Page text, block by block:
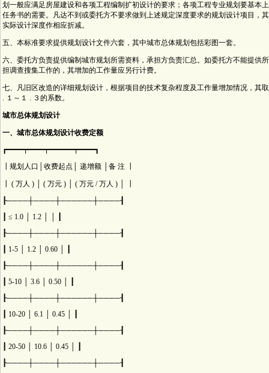
划一般应满足房屋建设和各项工程编制扩初设计的要求；各项工程专业规划要基本
任务书的需要。凡达不到或委托方不要求做到上述规定深度要求的规划设计项目，
实际设计深度作相应折减。
五、本标准要求提供规划设计文件六套，其中城市总体规划包括彩图一套。
六、委托方负责提供编制城市规划所需资料，承担方负责汇总。如委托方不能提供
担调查搜集工作的，其增加的工作量应另行计费。
七、凡旧区改造的详细规划设计，根据项目的技术复杂程度及工作量增加情况，其
. １～１ . ３的系数。
城市总体规划设计
一、城市总体规划设计收费定额
┏━━━━┯━━━━┯━━━━━━┯━━━━┓
┃规划人口│收费起点│ 递增额 │备 注 ┃
┃ ( 万人 ) │ ( 万元 ) │ ( 万元 / 万人 ) │ ┃
┠────┼────┼──────┼────┨
┃ ≤ 1.0 │ 1.2 │ │ ┃
┠────┼────┼──────┼────┨
┃ 1-5 │ 1.2 │ 0.60 │ ┃
┠────┼────┼──────┼────┨
┃ 5-10 │ 3.6 │ 0.50 │ ┃
┠────┼────┼──────┼────┨
┃ 10-20 │ 6.1 │ 0.45 │ ┃
┠────┼────┼──────┼────┨
┃ 20-50 │ 10.6 │ 0.45 │ ┃
┠────┼────┼──────┼────┨